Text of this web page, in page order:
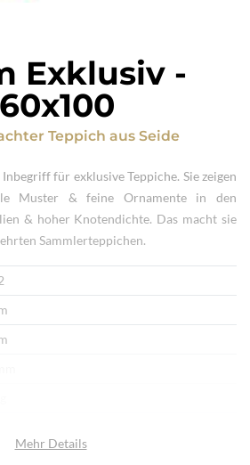
Exklusiv -
Teppich aus Seide
für exklusive Teppiche. Sie zeigen
Muster & feine Ornamente in den
& hoher Knotendichte. Das macht sie
Sammlerteppichen.
Mehr Details